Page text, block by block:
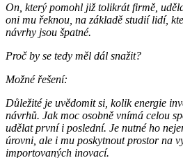
On, který pomohl již tolikrát firmě,
oni mu řeknou, na základě studií lidí,
návrhy jsou špatné.
Proč by se tedy měl dál snažit?
Možné řešení:
Důležité je uvědomit si, kolik energie
návrhů. Jak moc osobně vnímá celou
udělat první i poslední. Je nutné ho
úrovni, ale i mu poskytnout prostor na
importovaných inovací.